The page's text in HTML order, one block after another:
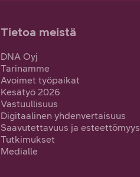
Tietoa meistä
DNA Oyj
Tarinamme
Avoimet työpaikat
Kesätyö 2026
Vastuullisuus
Digitaalinen yhdenvertaisuus
Saavutettavuus ja esteettömyys
Tutkimukset
Medialle